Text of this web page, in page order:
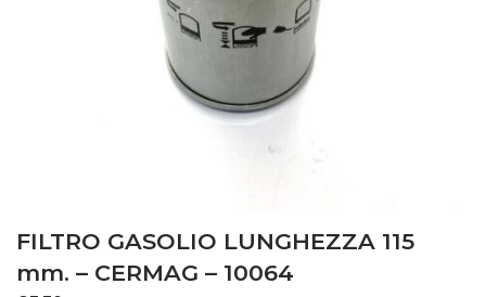
FILTRO GASOLIO LUNGHEZZA 115
mm. – CERMAG – 10064